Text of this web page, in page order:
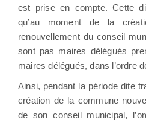
est prise en compte. Cette
qu’au moment de la
renouvellement du conseil
sont pas maires délégués
maires délégués, dans l’ordre
Ainsi, pendant la période dite
création de la commune
de son conseil municipal,